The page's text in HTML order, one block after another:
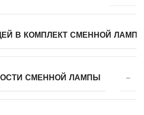
В КОМПЛЕКТ СМЕННОЙ
СМЕННОЙ ЛАМПЫ –